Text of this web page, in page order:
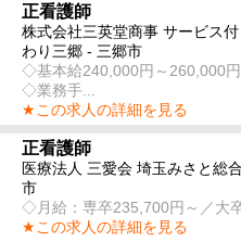
正看護師
株式会社三英堂商事 サービス
わり三郷 - 三郷市
◇基本給240,000円～260,000円
◇業務手...
★この求人の詳細を見る
正看護師
医療法人 三愛会 埼玉みさと総
市
◇月給：専卒235,700円～／大
★この求人の詳細を見る